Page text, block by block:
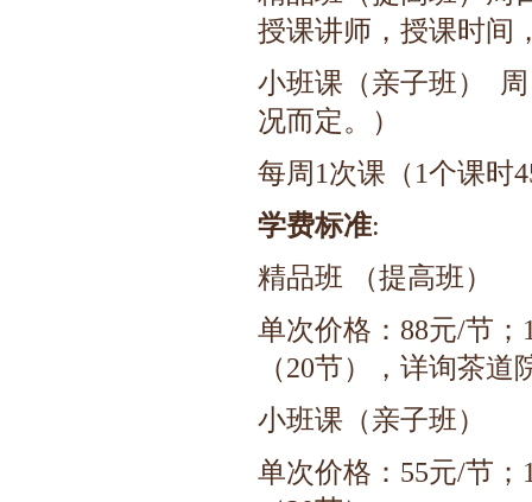
授课讲师，授课时间
小班课（亲子班） 周
况而定。）
每周1次课（1个课时
学费标准:
精品班 （提高班）
单次价格：88元/节；
（20节），详询茶道
小班课（亲子班）
单次价格：55元/节；